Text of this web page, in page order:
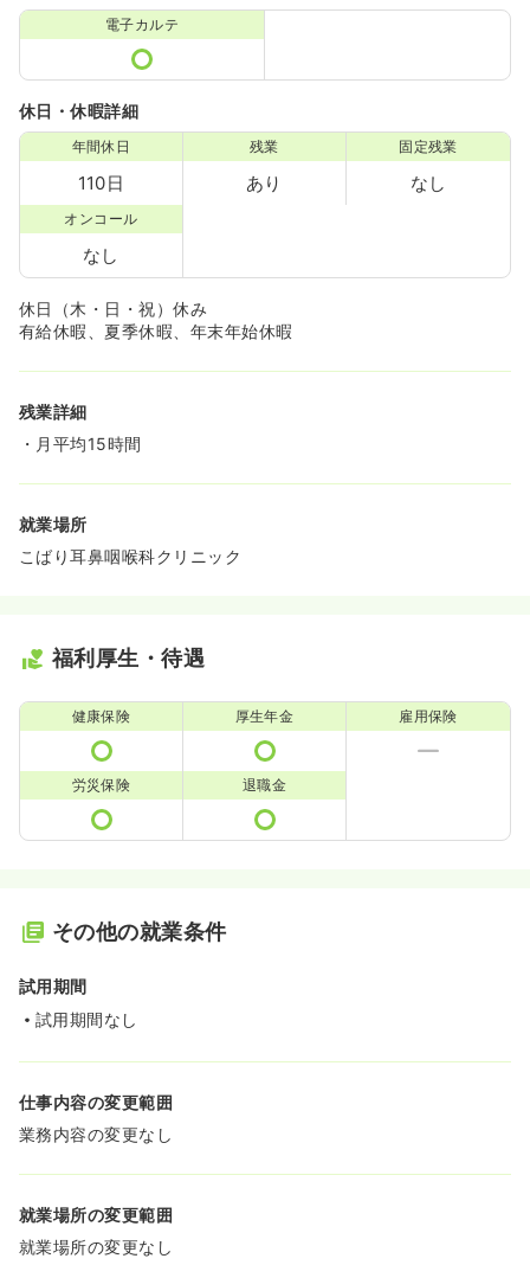
電子カルテ
休日・休暇詳細
年間休日
110日
残業
あり
固定残業
なし
オンコール
なし
休日（木・日・祝）休み
有給休暇、夏季休暇、年末年始休暇
残業詳細
・月平均15時間
就業場所
こばり耳鼻咽喉科クリニック
福利厚生・待遇
健康保険 厚生年金 雇用保険
労災保険 退職金
その他の就業条件
試用期間
試用期間なし
仕事内容の変更範囲
業務内容の変更なし
就業場所の変更範囲
就業場所の変更なし